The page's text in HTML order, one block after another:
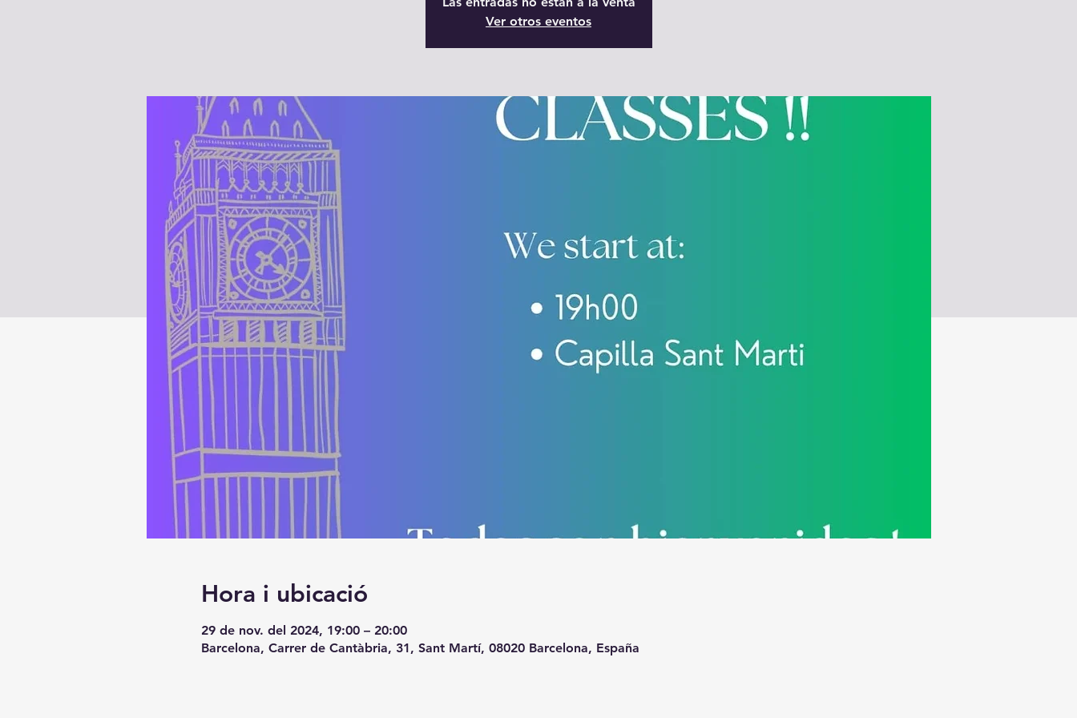
Ver otros eventos
Hora i ubicació
29 de nov. del 2024, 19:00 – 20:00
Barcelona, Carrer de Cantàbria, 31, Sant Martí, 08020 Barcelona, España